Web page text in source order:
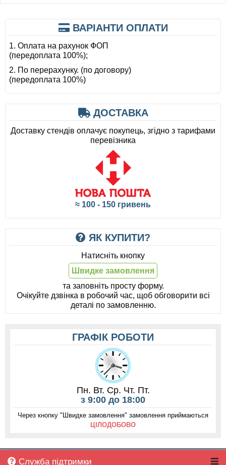
ВАРІАНТИ ОПЛАТИ
1. Оплата на рахунок ФОП
(передоплата 100%);
2. По перерахунку. (по договору)
(передоплата 100%)
ДОСТАВКА
Доставку стендів оплачує покупець, згідно з тарифами
перевізника
≈ 100 - 150 гривень
ЯК КУПИТИ?
Натисніть кнопку
Швидке замовлення
та заповніть просту форму.
Очікуйте дзвінка в робочий час, щоб обговорити всі
деталі по замовленню.
ГРАФІК РОБОТИ
Пн. Вт. Ср. Чт. Пт.
з 9:00 до 18:00
Через кнопку "Швидке замовлення" замовлення приймаються
ЦІЛОДОБОВО
Служба підтримки